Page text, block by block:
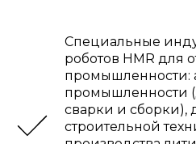
Специальные
роботов HMR для
промышленности:
промышленности
сварки и сборки),
строительной